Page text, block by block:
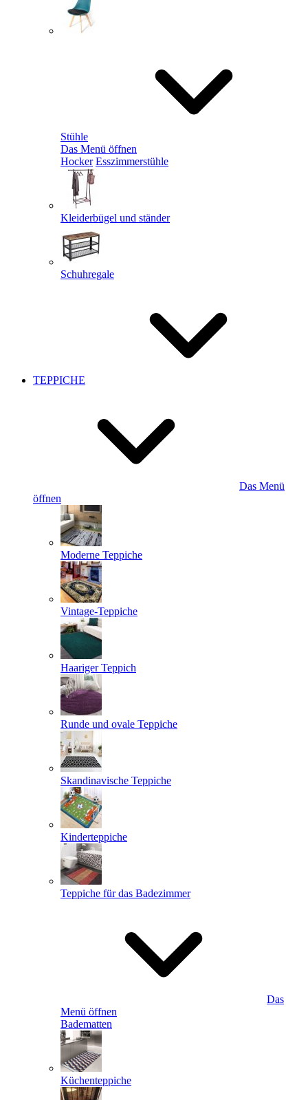
Stühle
Das Menü öffnen
Hocker Esszimmerstühle
Kleiderbügel und ständer
Schuhregale
TEPPICHE
Das Menü
öffnen
Moderne Teppiche
Vintage-Teppiche
Haariger Teppich
Runde und ovale Teppiche
Skandinavische Teppiche
Kinderteppiche
Teppiche für das Badezimmer
Das
Menü öffnen
Badematten
Küchenteppiche